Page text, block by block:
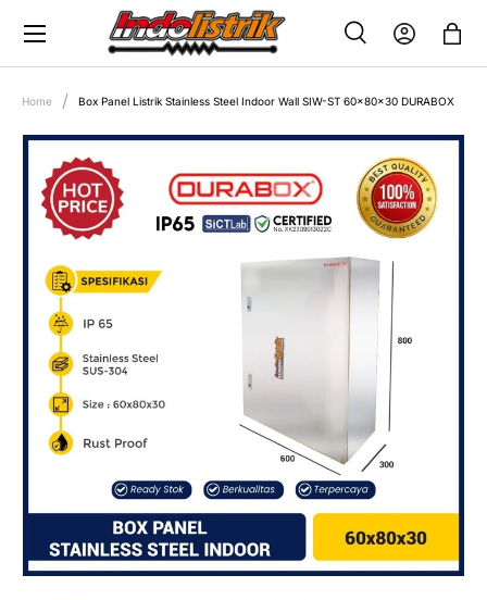
SKIP TO CONTENT
SEARCH
SearchLog in Bag
Home Box Panel Listrik Stainless Steel Indoor Wall SIW-ST 60x80x30 DURABOX